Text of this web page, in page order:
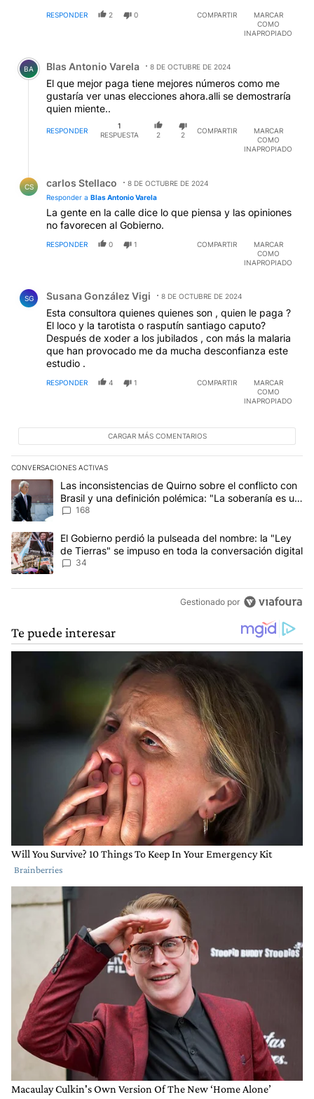
RESPONDER 2 0 COMPARTIR
MARCAR
COMO
INAPROPIADO
Comentario de Blas Antonio Varela.
BA Blas Antonio Varela 8 DE OCTUBRE DE 2024
El que mejor paga tiene mejores números como me
gustaría ver unas elecciones ahora.alli se demostraría
quien miente..
RESPONDER
1
RESPUESTA
2 2
COMPARTIR
MARCAR
COMO
INAPROPIADO
CS carlos Stellaco
8 DE OCTUBRE DE 2024
Responder a Blas Antonio Varela
La gente en la calle dice lo que piensa y las opiniones
no favorecen al Gobierno.
RESPONDER 0 1 COMPARTIR
MARCAR
COMO
INAPROPIADO
SG Susana González Vigi 8 DE OCTUBRE DE 2024
Esta consultora quienes quienes son , quien le paga ?
El loco y la tarotista o rasputín santiago caputo?
Después de xoder a los jubilados , con más la malaria
que han provocado me da mucha desconfianza este
estudio .
RESPONDER 4 1 COMPARTIR
MARCAR
COMO
INAPROPIADO
CARGAR MÁS COMENTARIOS
CONVERSACIONES ACTIVAS
Este listado muestra los artículos con más comentarios en los
Un artículo de tendencia con el título "Las inconsistencias de
Las inconsistencias de Quirno sobre el conflicto con
Brasil y una definición polémica: "La soberanía es un
concepto antiguo"
168
Un artículo de tendencia con el título "El Gobierno perdió la
El Gobierno perdió la pulseada del nombre: la "Ley
de Tierras" se impuso en toda la conversación digital
34
Gestionado por